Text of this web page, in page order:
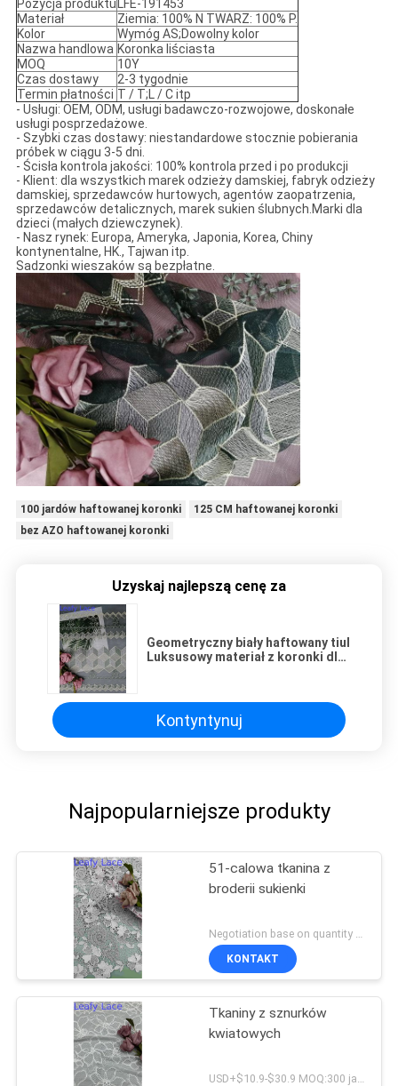
Pozycja produktu LFE-191453
Materiał
Ziemia: 100% N TWARZ: 100% P.
Kolor
Wymóg AS;Dowolny kolor
Nazwa handlowa Koronka liściasta
MOQ
10Y
Czas dostawy
2-3 tygodnie
Termin płatności T / T;L / C itp
- Usługi: OEM, ODM, usługi badawczo-rozwojowe, doskonałe
usługi posprzedażowe.
- Szybki czas dostawy: niestandardowe stocznie pobierania
próbek w ciągu 3-5 dni.
- Ścisła kontrola jakości: 100% kontrola przed i po produkcji
- Klient: dla wszystkich marek odzieży damskiej, fabryk odzieży
damskiej, sprzedawców hurtowych, agentów zaopatrzenia,
sprzedawców detalicznych, marek sukien ślubnych.Marki dla
dzieci (małych dziewczynek).
- Nasz rynek: Europa, Ameryka, Japonia, Korea, Chiny
kontynentalne, HK., Tajwan itp.
Sadzonki wieszaków są bezpłatne.
100 jardów haftowanej koronki
125 CM haftowanej koronki
bez AZO haftowanej koronki
Uzyskaj najlepszą cenę za
Geometryczny biały haftowany tiul
Luksusowy materiał z koronki dla
Kontyntynuj
Najpopularniejsze produkty
51-calowa tkanina z
broderii sukienki
Negotiation base on quantity MOQ:15Y
KONTAKT
Tkaniny z sznurków
kwiatowych